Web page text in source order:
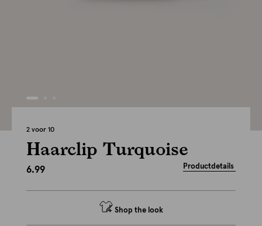
2 voor 10
Haarclip Turquoise
6.99 Productdetails
Shop the look